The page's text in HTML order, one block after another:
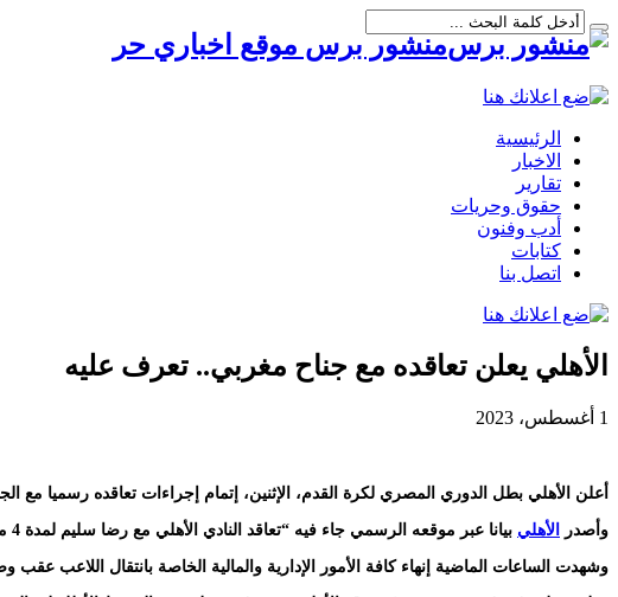
منشور برس موقع اخباري حر
الرئيسية
الاخبار
تقارير
حقوق وحريات
أدب وفنون
كتابات
اتصل بنا
الأهلي يعلن تعاقده مع جناح مغربي.. تعرف عليه
1 أغسطس، 2023
أعلن الأهلي بطل الدوري المصري لكرة القدم، الإثنين، إتمام إجراءات تعاقده رسميا مع
وأصدر الأهلي بيانا عبر موقعه الرسمي جاء فيه “تعاقد النادي الأهلي مع رضا سليم لمدة 4 مواسم، مع أحقيّة الأهلي في إضافة سنة أخرى لمدة العقد إذا ما رغب في ذلك”.
وشهدت الساعات الماضية إنهاء كافة الأمور الإدارية والمالية الخاصة بانتقال اللاعب عقب